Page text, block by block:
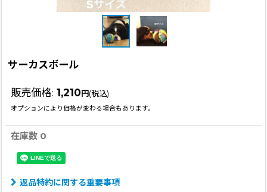
サーカスボール
販売価格: 1,210円(税込)
オプションにより価格が変わる場合もあります。
在庫数 0
返品特約に関する重要事項